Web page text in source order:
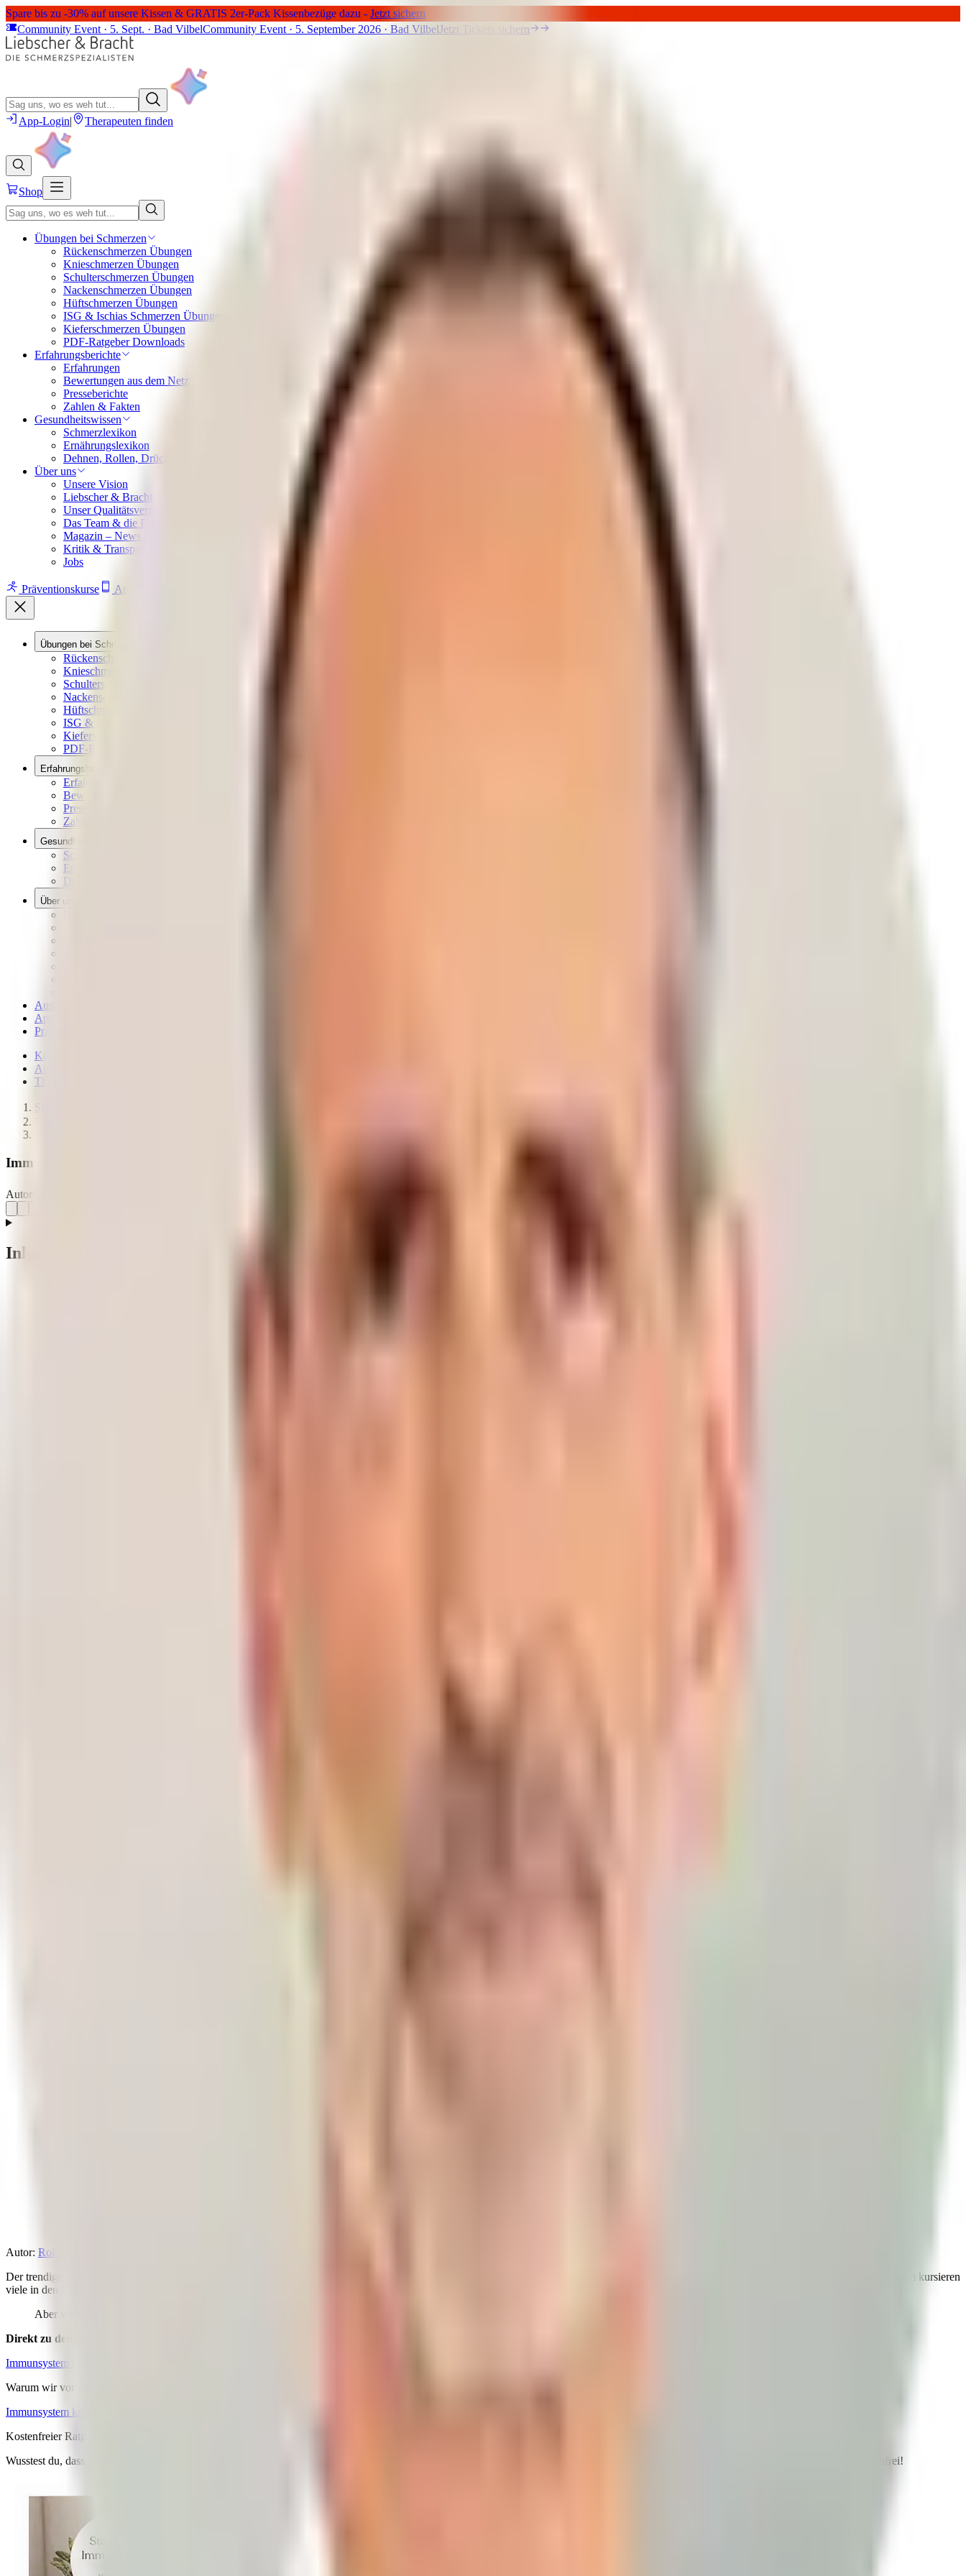
Spare bis zu -30% auf unsere Kissen & GRATIS 2er-Pack Kissenbezüge dazu - Jetzt sichern
Community Event · 5. Sept. · Bad VilbelCommunity Event · 5. September 2026 · Bad VilbelJetzt Tickets sichern
App-Login| Therapeuten finden
Shop
Übungen bei Schmerzen
Rückenschmerzen Übungen
Knieschmerzen Übungen
Schulterschmerzen Übungen
Nackenschmerzen Übungen
Hüftschmerzen Übungen
ISG & Ischias Schmerzen Übungen
Kieferschmerzen Übungen
PDF-Ratgeber Downloads
Erfahrungsberichte
Erfahrungen
Bewertungen aus dem Netz
Presseberichte
Zahlen & Fakten
Gesundheitswissen
Schmerzlexikon
Ernährungslexikon
Dehnen, Rollen, Drücken
Über uns
Unsere Vision
Liebscher & Bracht Übungen
Unser Qualitätsversprechen
Das Team & die Familie
Magazin – News & Stories
Kritik & Transparenz
Jobs
Präventionskurse App
Übungen bei Schmerzen
Rückenschmerzen Übungen
Knieschmerzen Übungen
Schulterschmerzen Übungen
Nackenschmerzen Übungen
Hüftschmerzen Übungen
ISG & Ischias Schmerzen Übungen
Kieferschmerzen Übungen
PDF-Ratgeber Downloads
Erfahrungsberichte
Erfahrungen
Bewertungen aus dem Netz
Presseberichte
Zahlen & Fakten
Gesundheitswissen
Schmerzlexikon
Ernährungslexikon
Dehnen, Rollen, Drücken
Über uns
Ausbildungen
App
Präventionskurse
Kontakt
App-Login
Therapeuten finden
Start
Immunsystem stärken – Das solltest du wissen, damit es dir gelingt
Autor:
Inhaltsverzeichnis
Autor: Roland Liebscher-Bracht >
Der trendige Ingwer-Shot, Knoblauch pur, die skandinavische Schwitzpartie in der Sauna, Sport in aller Herrgottsfrühe oder ein paar Vitamin-Präparate zum Kaffee –
für ein starkes Immunsystem kursieren
viele in den Medien.
Aber was braucht es wirklich und was nicht, um Grippe- oder Erkältungsviren den Garaus zu machen?
Direkt zu den Dos & Don´ts
Immunsystem stärken – Tipps
Warum wir vom Immunsystem als
Immunsystem kennenlernen
Kostenfreier Ratgeber
Wusstest du, dass heimischer Sanddorn 6-mal mehr Vitamin C liefert als Orangen? Bekomme eine Liste solcher heim(l)ischen Superfoods und zwei Immun-Booster-Rezepte on top – ganz kostenfrei!